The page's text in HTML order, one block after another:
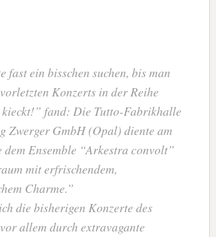
fast ein bisschen suchen, bis man
Konzerts in der Reihe
kieckt!” fand: Die Tutto-Fabrikhalle
Zwerger GmbH (Opal) diente am
dem Ensemble “Arkestra convolt”
mit erfrischendem,
Charme.
die bisherigen Konzerte des
allem durch extravagante